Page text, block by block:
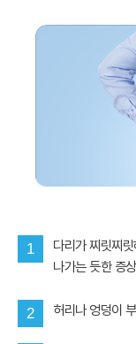
1
다리가 찌릿찌
나가는 듯한 증
2 허리나 엉덩이